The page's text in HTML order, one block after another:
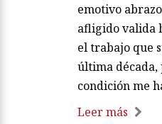
emotivo
afligido valida
el trabajo que
última década,
condición me
Leer más